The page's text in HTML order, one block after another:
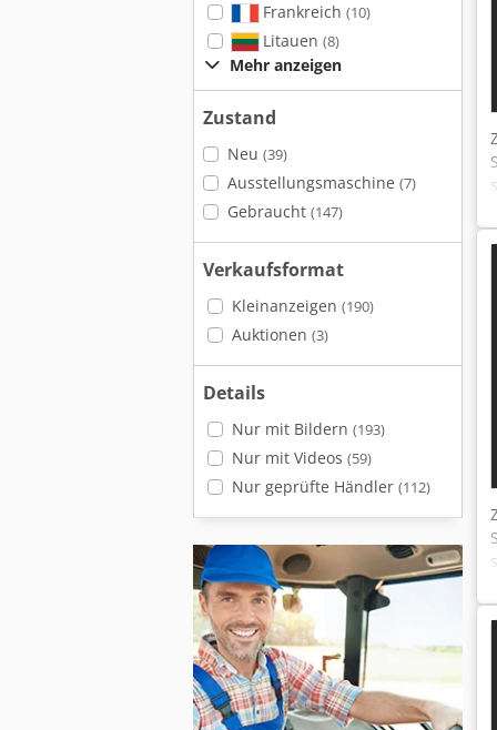
Frankreich (10)
Litauen (8)
Mehr anzeigen
Zustand
Neu (39)
Ausstellungsmaschine (7)
Gebraucht (147)
Verkaufsformat
Kleinanzeigen (190)
Auktionen (3)
Details
Nur mit Bildern (193)
Nur mit Videos (59)
Nur geprüfte Händler (112)